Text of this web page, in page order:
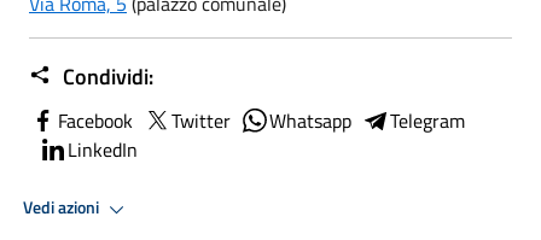
Condividi:
Facebook Twitter Whatsapp
Telegram
LinkedIn
Vedi azioni